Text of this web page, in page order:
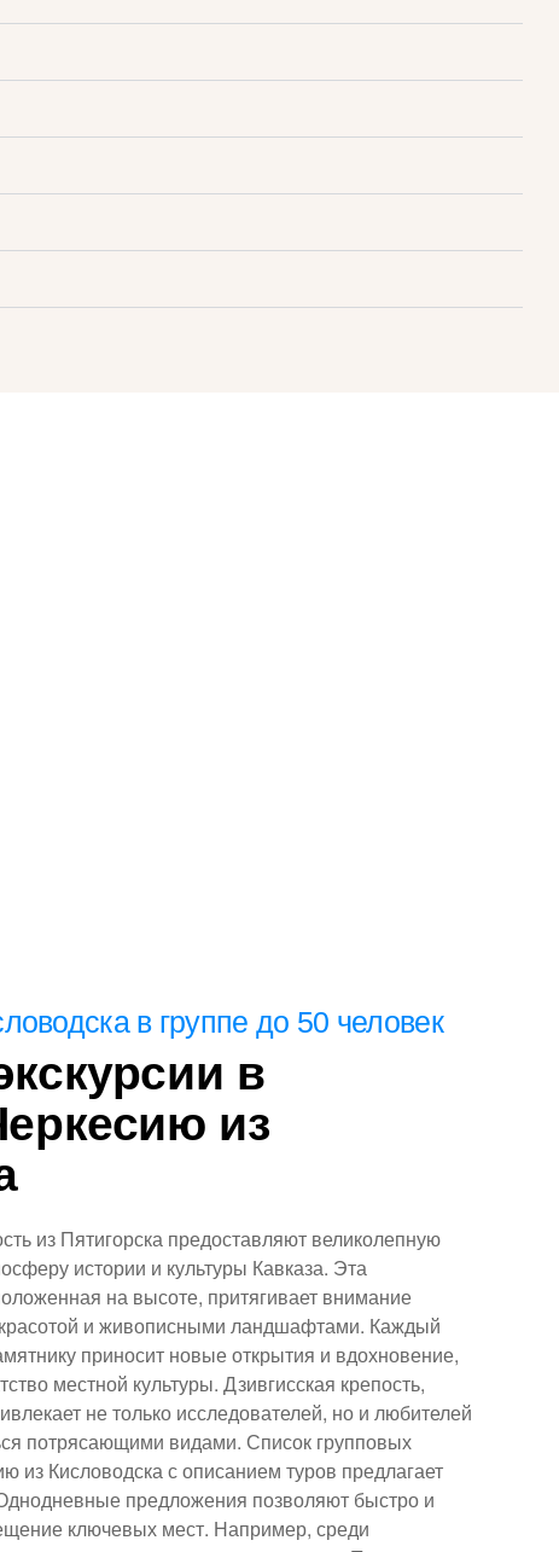
жаждет открытий и
– Кисловодск! Этот
пейзажами и
страны и мира.
в группе до 50 человек
в
из
из Пятигорска предоставляют великолепную
истории и культуры Кавказа. Эта
на высоте, притягивает внимание
красотой и живописными ландшафтами. Каждый
приносит новые открытия и вдохновение,
местной культуры. Дзивгисская крепость,
не только исследователей, но и любителей
потрясающими видами. Список групповых
из Кисловодска с описанием туров предлагает
предложения позволяют быстро и
ключевых мест. Например, среди